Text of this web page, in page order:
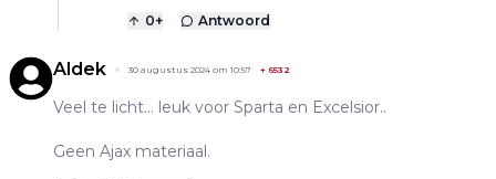
0+ Antwoord
Aldek 30 augustus 2024 om 10:57 + 6532
Veel te licht… leuk voor Sparta en Excelsior..
Geen Ajax materiaal.